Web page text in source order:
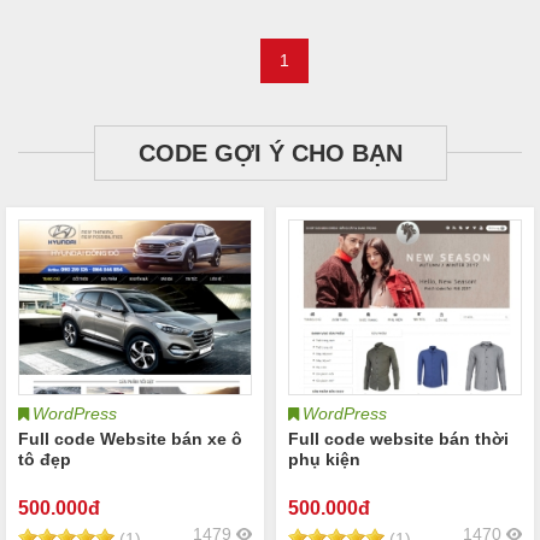
1
CODE GỢI Ý CHO BẠN
WordPress
Full code Website bán xe ô
tô đẹp
500.000đ
1479
WordPress
Full code website bán thời
phụ kiện
500.000đ
1470